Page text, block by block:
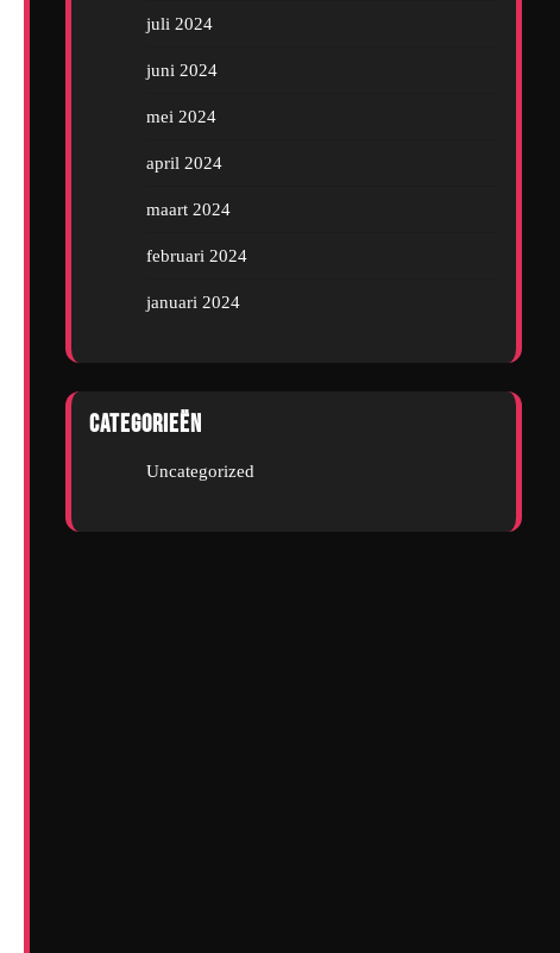
juli 2024
juni 2024
mei 2024
april 2024
maart 2024
februari 2024
januari 2024
Categorieën
Uncategorized